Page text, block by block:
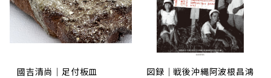
國吉清尚｜足付板皿
図録｜戦後沖縄阿波根昌鴻